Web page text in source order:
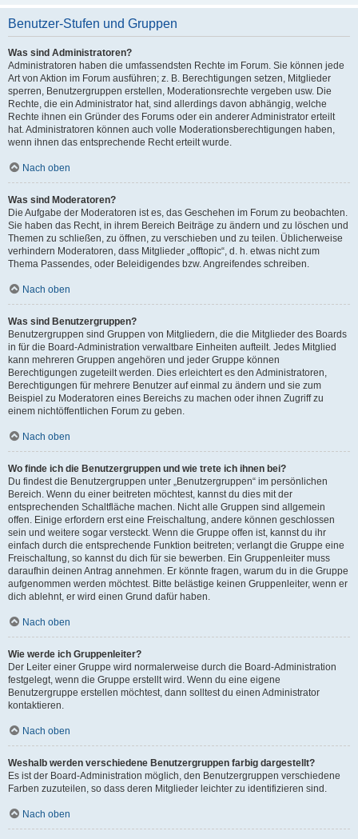
Benutzer-Stufen und Gruppen
Was sind Administratoren?
Administratoren haben die umfassendsten Rechte im Forum. Sie können jede
Art von Aktion im Forum ausführen; z. B. Berechtigungen setzen, Mitglieder
sperren, Benutzergruppen erstellen, Moderationsrechte vergeben usw. Die
Rechte, die ein Administrator hat, sind allerdings davon abhängig, welche
Rechte ihnen ein Gründer des Forums oder ein anderer Administrator erteilt
hat. Administratoren können auch volle Moderationsberechtigungen haben,
wenn ihnen das entsprechende Recht erteilt wurde.
Nach oben
Was sind Moderatoren?
Die Aufgabe der Moderatoren ist es, das Geschehen im Forum zu beobachten.
Sie haben das Recht, in ihrem Bereich Beiträge zu ändern und zu löschen und
Themen zu schließen, zu öffnen, zu verschieben und zu teilen. Üblicherweise
verhindern Moderatoren, dass Mitglieder „offtopic“, d. h. etwas nicht zum
Thema Passendes, oder Beleidigendes bzw. Angreifendes schreiben.
Nach oben
Was sind Benutzergruppen?
Benutzergruppen sind Gruppen von Mitgliedern, die die Mitglieder des Boards
in für die Board-Administration verwaltbare Einheiten aufteilt. Jedes Mitglied
kann mehreren Gruppen angehören und jeder Gruppe können
Berechtigungen zugeteilt werden. Dies erleichtert es den Administratoren,
Berechtigungen für mehrere Benutzer auf einmal zu ändern und sie zum
Beispiel zu Moderatoren eines Bereichs zu machen oder ihnen Zugriff zu
einem nichtöffentlichen Forum zu geben.
Nach oben
Wo finde ich die Benutzergruppen und wie trete ich ihnen bei?
Du findest die Benutzergruppen unter „Benutzergruppen“ im persönlichen
Bereich. Wenn du einer beitreten möchtest, kannst du dies mit der
entsprechenden Schaltfläche machen. Nicht alle Gruppen sind allgemein
offen. Einige erfordern erst eine Freischaltung, andere können geschlossen
sein und weitere sogar versteckt. Wenn die Gruppe offen ist, kannst du ihr
einfach durch die entsprechende Funktion beitreten; verlangt die Gruppe eine
Freischaltung, so kannst du dich für sie bewerben. Ein Gruppenleiter muss
daraufhin deinen Antrag annehmen. Er könnte fragen, warum du in die Gruppe
aufgenommen werden möchtest. Bitte belästige keinen Gruppenleiter, wenn er
dich ablehnt, er wird einen Grund dafür haben.
Nach oben
Wie werde ich Gruppenleiter?
Der Leiter einer Gruppe wird normalerweise durch die Board-Administration
festgelegt, wenn die Gruppe erstellt wird. Wenn du eine eigene
Benutzergruppe erstellen möchtest, dann solltest du einen Administrator
kontaktieren.
Nach oben
Weshalb werden verschiedene Benutzergruppen farbig dargestellt?
Es ist der Board-Administration möglich, den Benutzergruppen verschiedene
Farben zuzuteilen, so dass deren Mitglieder leichter zu identifizieren sind.
Nach oben